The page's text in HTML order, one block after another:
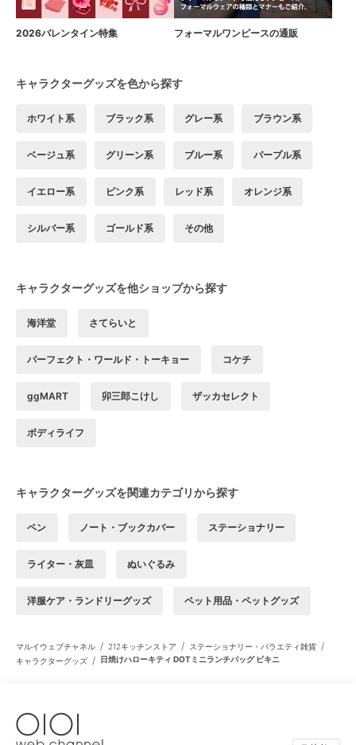
2026バレンタイン特集 フォーマルワンピースの通販
キャラクターグッズを色から探す
ホワイト系 ブラック系 グレー系 ブラウン系
ベージュ系 グリーン系 ブルー系 パープル系
イエロー系 ピンク系 レッド系 オレンジ系
シルバー系 ゴールド系 その他
キャラクターグッズを他ショップから探す
海洋堂 さてらいと
パーフェクト・ワールド・トーキョー コケチ
ggMART 卯三郎こけし ザッカセレクト
ボディライフ
キャラクターグッズを関連カテゴリから探す
ペン ノート・ブックカバー ステーショナリー
ライター・灰皿 ぬいぐるみ
洋服ケア・ランドリーグッズ ペット用品・ペットグッズ
マルイウェブチャネル / 212キッチンストア / ステーショナリー・バラエティ雑貨 /
キャラクターグッズ / 日焼けハローキティ DOTミニランチバッグ ビキニ